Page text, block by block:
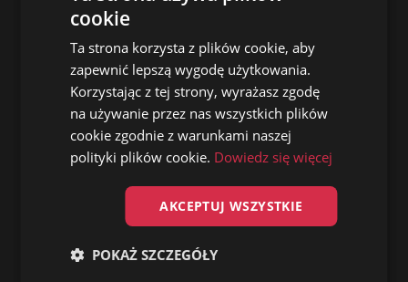
Opiekun Rozwoju Współpracy
+48 660 806 602
malgorzata@artyscireklamy.pl
Inne sprawy:
Patryk Janusz
cookie
Ta strona korzysta z plików cookie, aby
zapewnić lepszą wygodę użytkowania.
Korzystając z tej strony, wyrażasz zgodę
na używanie przez nas wszystkich plików
cookie zgodnie z warunkami naszej
polityki plików cookie. Dowiedz się więcej
AKCEPTUJ WSZYSTKIE
POKAŻ SZCZEGÓŁY